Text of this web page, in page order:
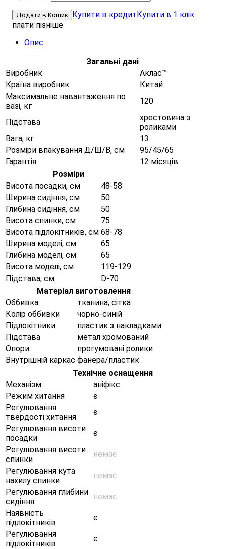
Додати в Кошик Купити в кредитКупити в 1 клік
плати пізніше
Опис
Загальні дані
Виробник
Аклас™
Країна виробник
Китай
Максимальне навантаження по
вазі, кг
120
Підстава
хрестовина з
роликами
Вага, кг
13
Розміри впакування Д/Ш/В, см
95/45/65
Гарантія
12 місяців
Розміри
Висота посадки, см
48-58
Ширина сидіння, см
50
Глибина сидіння, см
50
Висота спинки, см
75
Висота підлокітників, см 68-78
Ширина моделі, см
65
Глибина моделі, см
65
Висота моделі, см
119-129
Підстава, см
D-70
Матеріал виготовлення
Оббивка
тканина, сітка
Колір оббивки
чорно-синій
Підлокітники
пластик з накладками
Підстава
метал хромований
Опори
прогумовані ролики
Внутрішній каркас фанера/пластик
Технічне оснащення
Механізм
аніфікс
Режим хитання
є
Регулювання
твердості хитання
є
Регулювання висоти
посадки
є
Регулювання висоти
спинки
немає
Регулювання кута
нахилу спинки
немає
Регулювання глибини
сидіння
немає
Наявність
підлокітників
є
Регулювання
підлокітників
є